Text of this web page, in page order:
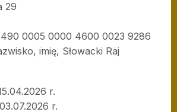
29
0005 0000 4600 0023 9286
imię, Słowacki Raj
r.
r.